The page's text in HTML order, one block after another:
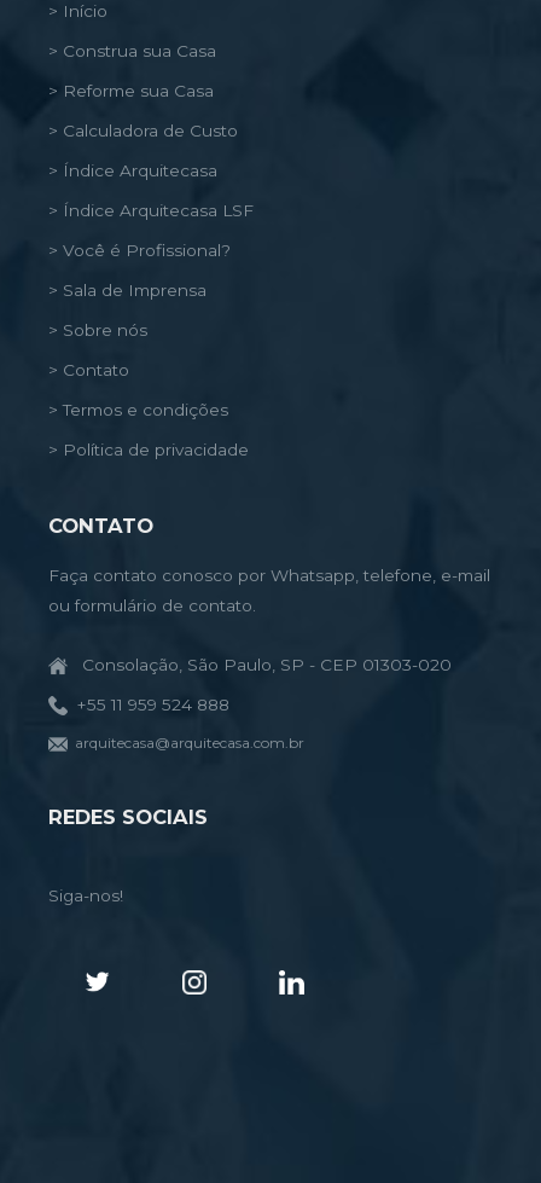
> Início
> Construa sua Casa
> Reforme sua Casa
> Calculadora de Custo
> Índice Arquitecasa
> Índice Arquitecasa LSF
> Você é Profissional?
> Sala de Imprensa
> Sobre nós
> Contato
> Termos e condições
> Política de privacidade
CONTATO
Faça contato conosco por Whatsapp, telefone, e-mail
ou formulário de contato.
Consolação, São Paulo, SP - CEP 01303-020
+55 11 959 524 888
arquitecasa@arquitecasa.com.br
REDES SOCIAIS
Siga-nos!